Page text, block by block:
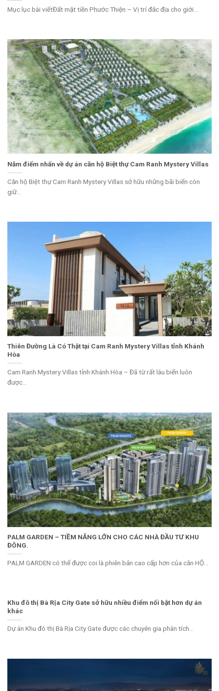
Mục lục bài viếtĐất mặt tiền Phước Thiện – Vị trí đắc địa cho giới...
Năm điểm nhấn về dự án căn hộ Biệt thự Cam Ranh Mystery Villas
Căn hộ Biệt thự Cam Ranh Mystery Villas sở hữu những bãi biển còn
giữ...
Thiên Đường Là Có Thật tại Cam Ranh Mystery Villas tỉnh Khánh
Hòa
Cam Ranh Mystery Villas tỉnh Khánh Hòa – Đã từ rất lâu biển luôn
được...
PALM GARDEN – TIỀM NĂNG LỚN CHO CÁC NHÀ ĐẦU TƯ KHU
ĐÔNG.
PALM GARDEN có thể được coi là phiên bản cao cấp hơn của căn HỘ...
Khu đô thị Bà Rịa City Gate sở hữu nhiều điểm nổi bật hơn dự án
khác
Dự án Khu đô thị Bà Rịa City Gate được các chuyên gia phân tích...